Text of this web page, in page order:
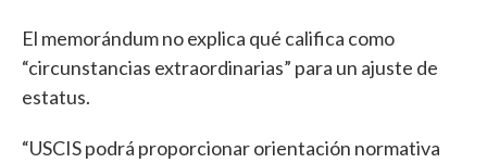
El memorándum no explica qué califica como
“circunstancias extraordinarias” para un ajuste de
estatus.
“USCIS podrá proporcionar orientación normativa